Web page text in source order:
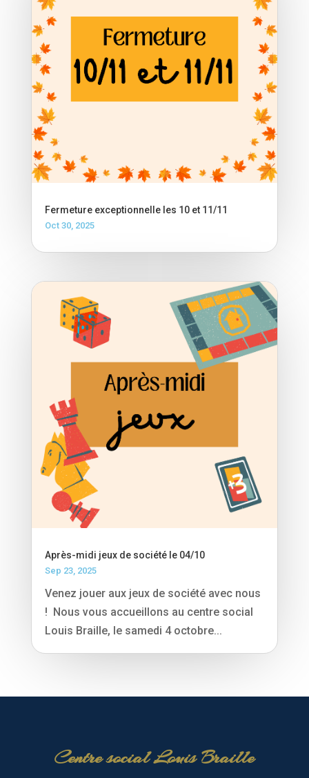
Fermeture exceptionnelle les 10 et 11/11
Oct 30, 2025
Après-midi jeux de société le 04/10
Sep 23, 2025
Venez jouer aux jeux de société avec nous
! Nous vous accueillons au centre social
Louis Braille, le samedi 4 octobre...
Centre social Louis Braille